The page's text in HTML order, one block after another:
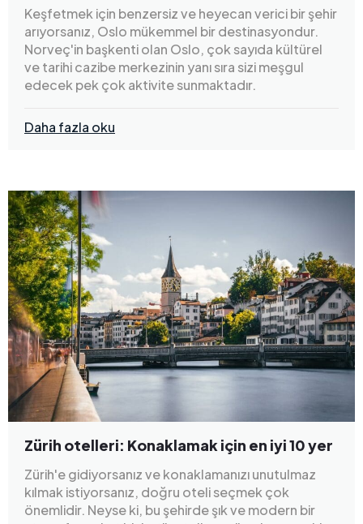
Keşfetmek için benzersiz ve heyecan verici bir şehir
arıyorsanız, Oslo mükemmel bir destinasyondur.
Norveç'in başkenti olan Oslo, çok sayıda kültürel
ve tarihi cazibe merkezinin yanı sıra sizi meşgul
edecek pek çok aktivite sunmaktadır.
Daha fazla oku
Zürih otelleri: Konaklamak için en iyi 10 yer
Zürih'e gidiyorsanız ve konaklamanızı unutulmaz
kılmak istiyorsanız, doğru oteli seçmek çok
önemlidir. Neyse ki, bu şehirde şık ve modern bir